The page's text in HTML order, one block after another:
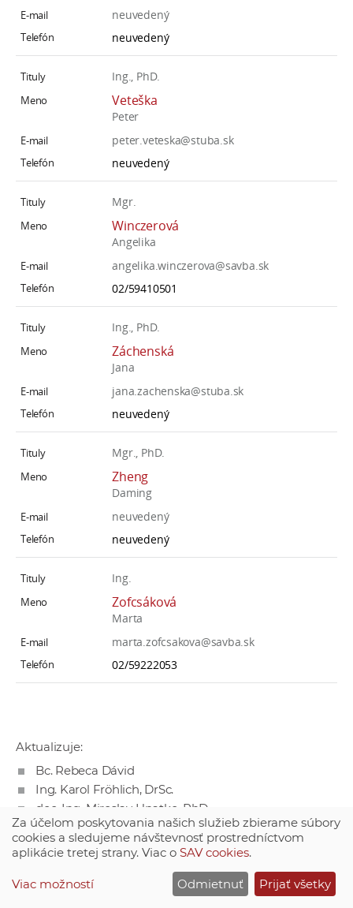
neuvedený
neuvedený
Ing., PhD.
Veteška
Peter
peter.veteska@stuba.sk
neuvedený
Mgr.
Winczerová
Angelika
angelika.winczerova@savba.sk
02/59410501
Ing., PhD.
Záchenská
Jana
jana.zachenska@stuba.sk
neuvedený
Mgr., PhD.
Zheng
Daming
neuvedený
neuvedený
Ing.
Zofcsáková
Marta
marta.zofcsakova@savba.sk
02/59222053
Aktualizuje:
Bc. Rebeca Dávid
Ing. Karol Fröhlich, DrSc.
doc. Ing. Miroslav Hnatko, PhD.
Ing. Mária Jusková
RNDr. Eva Majková, DrSc.
Za účelom poskytovania našich služieb zbierame súbory
cookies a sledujeme návštevnosť prostredníctvom
aplikácie tretej strany. Viac o SAV cookies.
Viac možností Odmietnuť Prijať všetky